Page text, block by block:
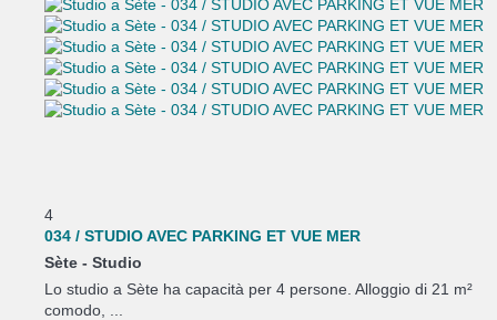
4
034 / STUDIO AVEC PARKING ET VUE MER
Sète - Studio
Lo studio a Sète ha capacità per 4 persone. Alloggio di 21 m²
comodo, ...